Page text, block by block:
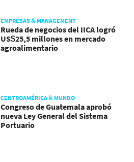
EMPRESAS & MANAGEMENT
Rueda de negocios del IICA logró
US$25,5 millones en mercado
agroalimentario
CENTROAMÉRICA & MUNDO
Congreso de Guatemala aprobó
nueva Ley General del Sistema
Portuario